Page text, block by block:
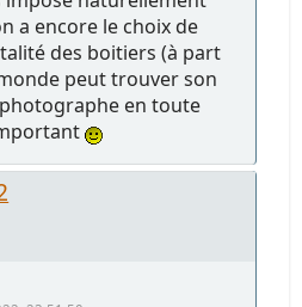
a encore le choix de
des boitiers (à part
peut trouver son
en toute